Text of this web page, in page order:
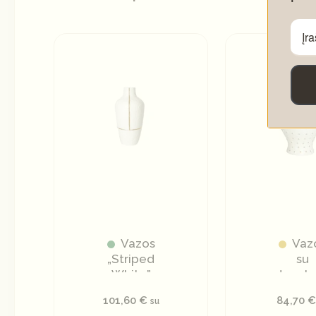
Vazos
„Striped
White”
101,60 € su
su
84,70 €